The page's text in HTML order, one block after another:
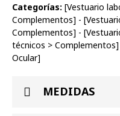
Categorías: [Vestuario
Complementos] - [
Complementos] - [
técnicos > Complementos
Ocular]
MEDIDAS